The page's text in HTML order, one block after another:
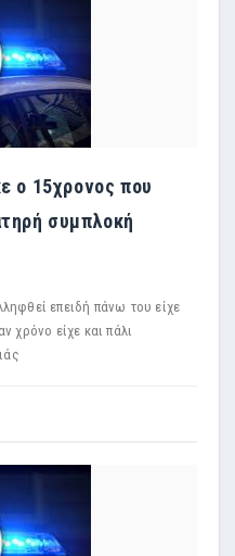
ο 15χρονος που
συμπλοκή
επειδή πάνω του είχε
χρόνο είχε και πάλι